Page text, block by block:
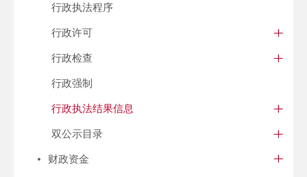
行政执法程序
行政许可
行政检查
行政强制
行政执法结果信息
双公示目录
财政资金